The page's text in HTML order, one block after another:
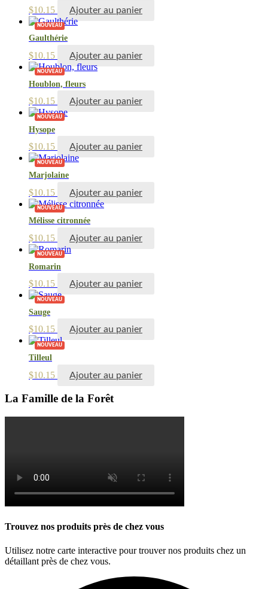
$10.15 Ajouter au panier
NOUVEAU
Gaulthérie
$10.15 Ajouter au panier
NOUVEAU
Houblon, fleurs
$10.15 Ajouter au panier
NOUVEAU
Hysope
$10.15 Ajouter au panier
NOUVEAU
Marjolaine
$10.15 Ajouter au panier
NOUVEAU
Mélisse citronnée
$10.15 Ajouter au panier
NOUVEAU
Romarin
$10.15 Ajouter au panier
NOUVEAU
Sauge
$10.15 Ajouter au panier
NOUVEAU
Tilleul
$10.15 Ajouter au panier
La Famille de la Forêt
Trouvez nos produits près de chez vous
Utilisez notre carte interactive pour trouver nos produits chez un
détaillant près de chez vous.